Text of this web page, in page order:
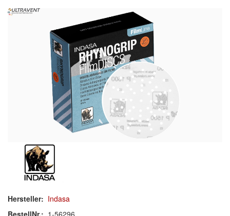
Schleif-Handpads
Zubehör/Hilfsmittel
Kleben & Beschichten
Abdecken
Spachteln
Lackieren
Polieren
Malerbedarf & Zubehör
Reinigen
Hersteller: Indasa